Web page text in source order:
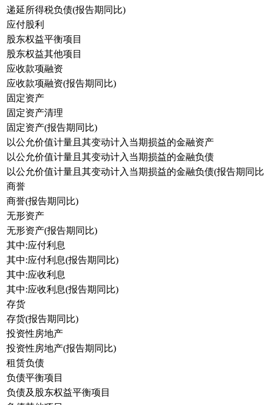
递延所得税负债(报告期同比)
应付股利
股东权益平衡项目
股东权益其他项目
应收款项融资
应收款项融资(报告期同比)
固定资产
固定资产清理
固定资产(报告期同比)
以公允价值计量且其变动计入当期损益的金融资产
以公允价值计量且其变动计入当期损益的金融负债
以公允价值计量且其变动计入当期损益的金融负债(报告期同
商誉
商誉(报告期同比)
无形资产
无形资产(报告期同比)
其中:应付利息
其中:应付利息(报告期同比)
其中:应收利息
其中:应收利息(报告期同比)
存货
存货(报告期同比)
投资性房地产
投资性房地产(报告期同比)
租赁负债
负债平衡项目
负债及股东权益平衡项目